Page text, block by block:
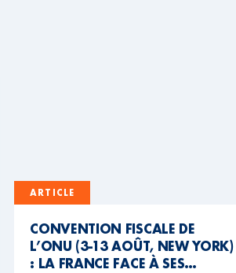
ARTICLE
CONVENTION FISCALE DE
L’ONU (3-13 AOÛT, NEW YORK)
: LA FRANCE FACE À SES